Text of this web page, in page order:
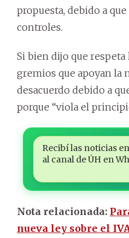
propuesta, debido a
controles.
Si bien dijo que respeta
gremios que apoyan la
desacuerdo debido a
porque “viola el
Recibí las noticias
al canal de ÚH en
Nota relacionada:
nueva ley sobre el